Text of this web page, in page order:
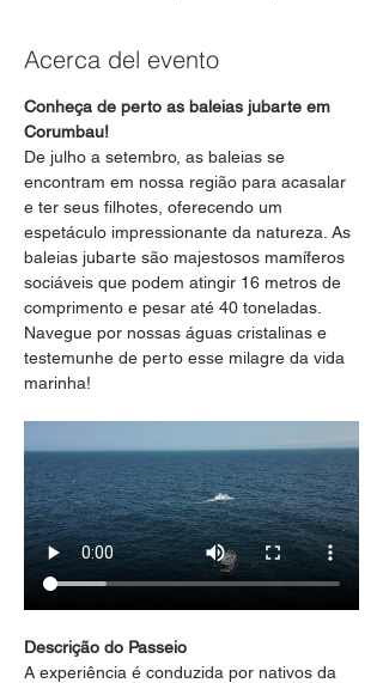
Acerca del evento
Conheça de perto as baleias jubarte em
Corumbau!
De julho a setembro, as baleias se
encontram em nossa região para acasalar
e ter seus filhotes, oferecendo um
espetáculo impressionante da natureza. As
baleias jubarte são majestosos mamíferos
sociáveis que podem atingir 16 metros de
comprimento e pesar até 40 toneladas.
Navegue por nossas águas cristalinas e
testemunhe de perto esse milagre da vida
marinha!
Descrição do Passeio
A experiência é conduzida por nativos da